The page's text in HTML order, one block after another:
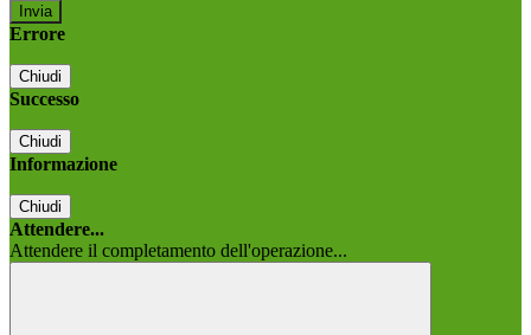
Errore
Chiudi
Successo
Chiudi
Informazione
Chiudi
Attendere...
Attendere il completamento dell'operazione...